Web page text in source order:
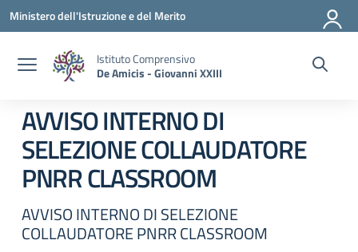
Vai ai contenuti
Vai al menu di navigazione
Vai al footer
Ministero dell'Istruzione e del Merito
Istituto Comprensivo
De Amicis - Giovanni XXIII
AVVISO INTERNO DI
SELEZIONE COLLAUDATORE
PNRR CLASSROOM
AVVISO INTERNO DI SELEZIONE
COLLAUDATORE PNRR CLASSROOM